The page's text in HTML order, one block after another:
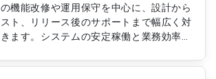
機能改修や運用保守を中心に、設計から
ト、リリース後のサポートまで幅広く対
ます。システムの安定稼働と業務効率化